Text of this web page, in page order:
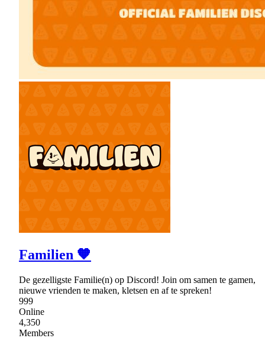
Familien 🧡
De gezelligste Familie(n) op Discord! Join om samen te gamen,
nieuwe vrienden te maken, kletsen en af te spreken!
999
Online
4,350
Members